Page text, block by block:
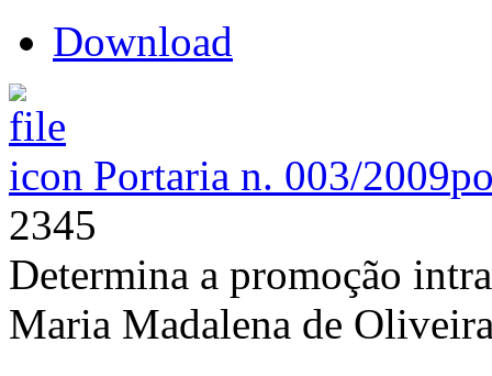
Download
Portaria n. 003/2009
2345
Determina a promoção
Maria Madalena de